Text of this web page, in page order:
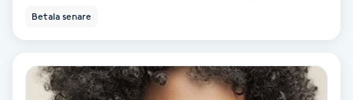
Mixfransar
Betala senare